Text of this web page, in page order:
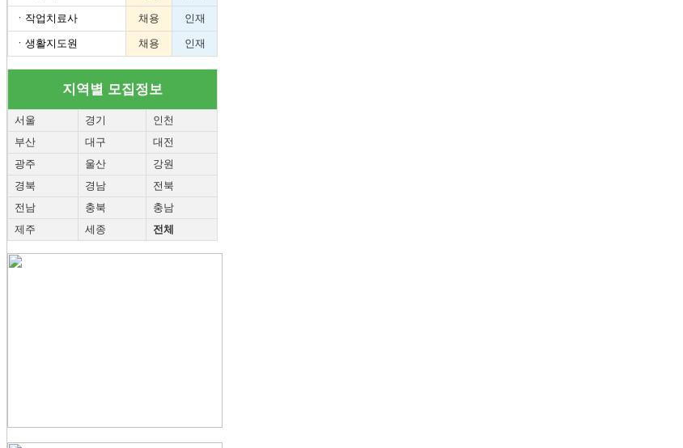
ㆍ 작업치료사 채용 인재
ㆍ 생활지도원 채용 인재
지역별 모집정보
서울 경기
인천
부산
대구
대전
광주
울산
강원
경북
경남
전북
전남
충북
충남
제주
세종 전체